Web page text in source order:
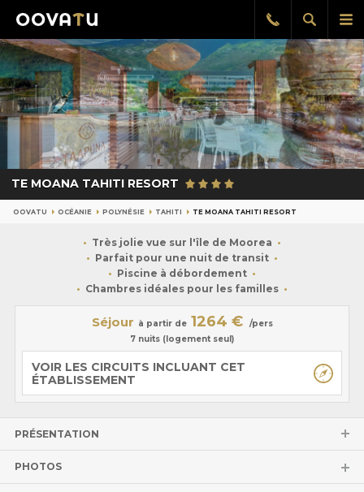
le
Afficher
la
Rappel
gratuit
TE MOANA TAHITI RESORT
OOVATU OCÉANIE POLYNÉSIE TAHITI TE MOANA TAHITI RESORT
Très jolie vue sur l'île de Moorea
Parfait pour une nuit de transit
Piscine à débordement
Chambres idéales pour les familles
Séjour à partir de 1264 €
/pers
7 nuits (logement seul)
VOIR LES CIRCUITS INCLUANT CET
ÉTABLISSEMENT
PRÉSENTATION
PHOTOS